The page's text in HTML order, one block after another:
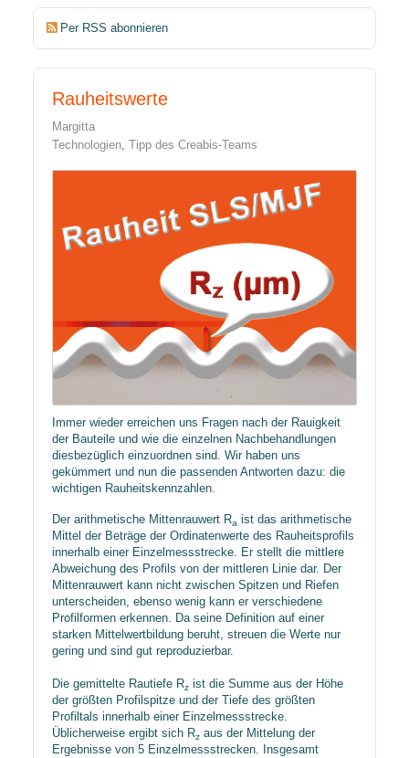
Per RSS abonnieren
Rauheitswerte
Margitta
Technologien Tipp des Creabis-Teams
Immer wieder erreichen uns Fragen nach der Rauigkeit
der Bauteile und wie die einzelnen Nachbehandlungen
diesbezüglich einzuordnen sind. Wir haben uns
gekümmert und nun die passenden Antworten dazu: die
wichtigen Rauheitskennzahlen.
Der arithmetische Mittenrauwert Ra ist das arithmetische
Mittel der Beträge der Ordinatenwerte des Rauheitsprofils
innerhalb einer Einzelmessstrecke. Er stellt die mittlere
Abweichung des Profils von der mittleren Linie dar. Der
Mittenrauwert kann nicht zwischen Spitzen und Riefen
unterscheiden, ebenso wenig kann er verschiedene
Profilformen erkennen. Da seine Definition auf einer
starken Mittelwertbildung beruht, streuen die Werte nur
gering und sind gut reproduzierbar.
Die gemittelte Rautiefe Rz ist die Summe aus der Höhe
der größten Profilspitze und der Tiefe des größten
Profiltals innerhalb einer Einzelmessstrecke.
Üblicherweise ergibt sich Rz aus der Mittelung der
Ergebnisse von 5 Einzelmessstrecken. Insgesamt